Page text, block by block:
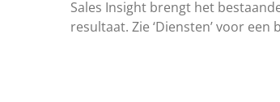
Sales Insight brengt het
resultaat. Zie ‘Diensten’ voor